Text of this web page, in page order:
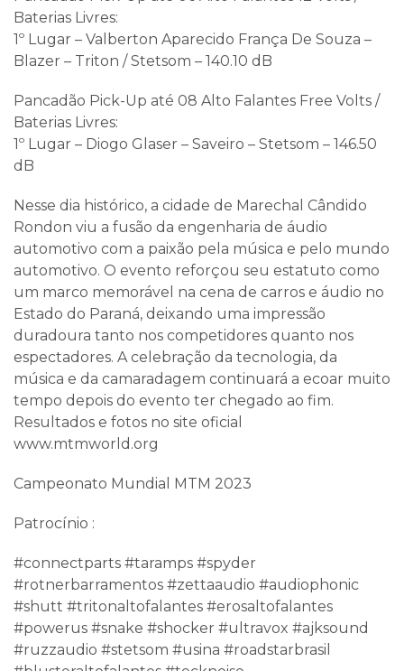
Baterias Livres:
1º Lugar – Valberton Aparecido França De Souza –
Blazer – Triton / Stetsom – 140.10 dB
Pancadão Pick-Up até 08 Alto Falantes Free Volts /
Baterias Livres:
1º Lugar – Diogo Glaser – Saveiro – Stetsom – 146.50
dB
Nesse dia histórico, a cidade de Marechal Cândido
Rondon viu a fusão da engenharia de áudio
automotivo com a paixão pela música e pelo mundo
automotivo. O evento reforçou seu estatuto como
um marco memorável na cena de carros e áudio no
Estado do Paraná, deixando uma impressão
duradoura tanto nos competidores quanto nos
espectadores. A celebração da tecnologia, da
música e da camaradagem continuará a ecoar muito
tempo depois do evento ter chegado ao fim.
Resultados e fotos no site oficial
www.mtmworld.org
Campeonato Mundial MTM 2023
Patrocínio :
#connectparts #taramps #spyder
#rotnerbarramentos #zettaaudio #audiophonic
#shutt #tritonaltofalantes #erosaltofalantes
#powerus #snake #shocker #ultravox #ajksound
#ruzzaudio #stetsom #usina #roadstarbrasil